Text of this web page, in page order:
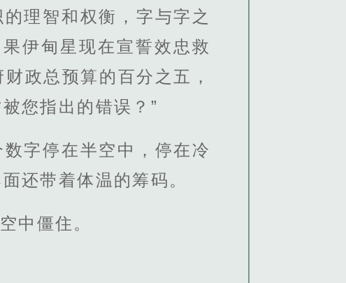
理智和权衡，字与字之
伊甸星现在宣誓效忠救
政总预算的百分之五，
您指出的错误？”
字停在半空中，停在冷
还带着体温的筹码。
中僵住。